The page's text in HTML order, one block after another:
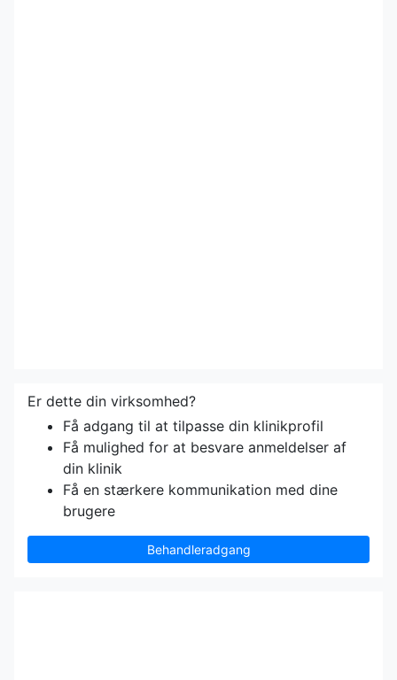
Er dette din virksomhed?
Få adgang til at tilpasse din klinikprofil
Få mulighed for at besvare anmeldelser af
din klinik
Få en stærkere kommunikation med dine
brugere
Behandleradgang